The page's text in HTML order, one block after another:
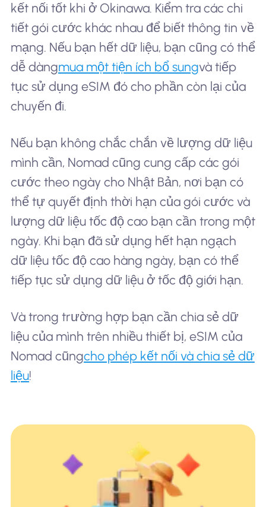
kết nối tốt khi ở Okinawa. Kiểm tra các chi
tiết gói cước khác nhau để biết thông tin về
mạng. Nếu bạn hết dữ liệu, bạn cũng có thể
dễ dàngmua một tiện ích bổ sungvà tiếp
tục sử dụng eSIM đó cho phần còn lại của
chuyến đi.
Nếu bạn không chắc chắn về lượng dữ liệu
mình cần, Nomad cũng cung cấp các gói
cước theo ngày cho Nhật Bản, nơi bạn có
thể tự quyết định thời hạn của gói cước và
lượng dữ liệu tốc độ cao bạn cần trong một
ngày. Khi bạn đã sử dụng hết hạn ngạch
dữ liệu tốc độ cao hàng ngày, bạn có thể
tiếp tục sử dụng dữ liệu ở tốc độ giới hạn.
Và trong trường hợp bạn cần chia sẻ dữ
liệu của mình trên nhiều thiết bị, eSIM của
Nomad cũngcho phép kết nối và chia sẻ dữ
liệu!